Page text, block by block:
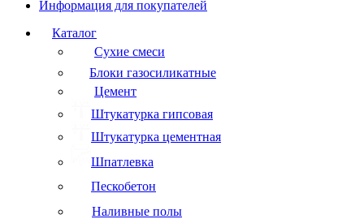
Информация для покупателей
Каталог
Сухие смеси
Блоки газосиликатные
Цемент
Штукатурка гипсовая
Штукатурка цементная
Шпатлевка
Пескобетон
Наливные полы